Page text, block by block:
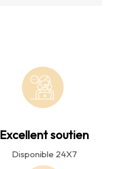
Excellent soutien
Disponible 24X7